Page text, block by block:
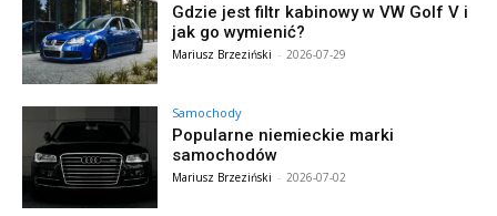
Gdzie jest filtr kabinowy w VW Golf V i
jak go wymienić?
Mariusz Brzeziński - 2026-07-29
Samochody
Popularne niemieckie marki
samochodów
Mariusz Brzeziński - 2026-07-02